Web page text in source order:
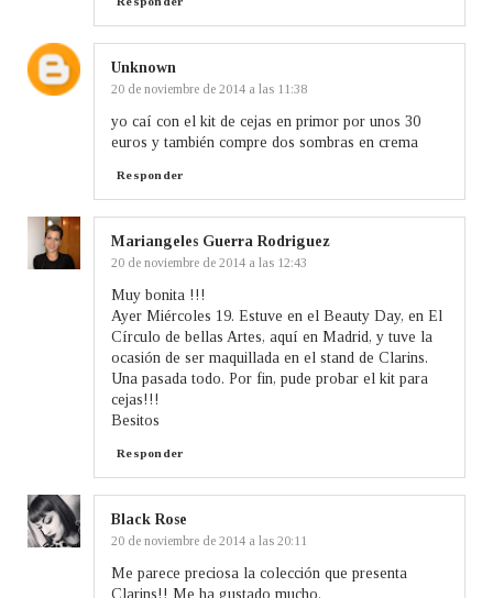
Unknown
20 de noviembre de 2014 a las 11:38
yo caí con el kit de cejas en primor por unos 30
euros y también compre dos sombras en crema
Responder
Mariangeles Guerra Rodriguez
20 de noviembre de 2014 a las 12:43
Muy bonita !!!
Ayer Miércoles 19. Estuve en el Beauty Day, en El
Círculo de bellas Artes, aquí en Madrid, y tuve la
ocasión de ser maquillada en el stand de Clarins.
Una pasada todo. Por fin, pude probar el kit para
cejas!!!
Besitos
Responder
Black Rose
20 de noviembre de 2014 a las 20:11
Me parece preciosa la colección que presenta
Clarins!! Me ha gustado mucho.